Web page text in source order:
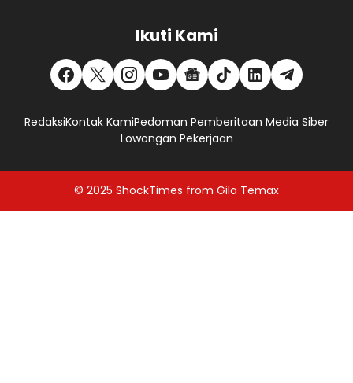
Ikuti Kami
RedaksiKontak KamiPedoman Pemberitaan Media Siber
Lowongan Pekerjaan
© 2025 ShockTimes from Gila Temax